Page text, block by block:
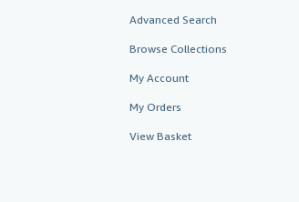
Advanced Search
Browse Collections
My Account
My Orders
View Basket